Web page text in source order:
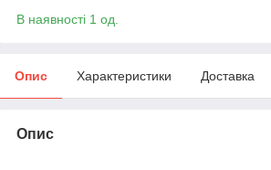
В наявності 1 од.
Опис Характеристики Доставка
Опис